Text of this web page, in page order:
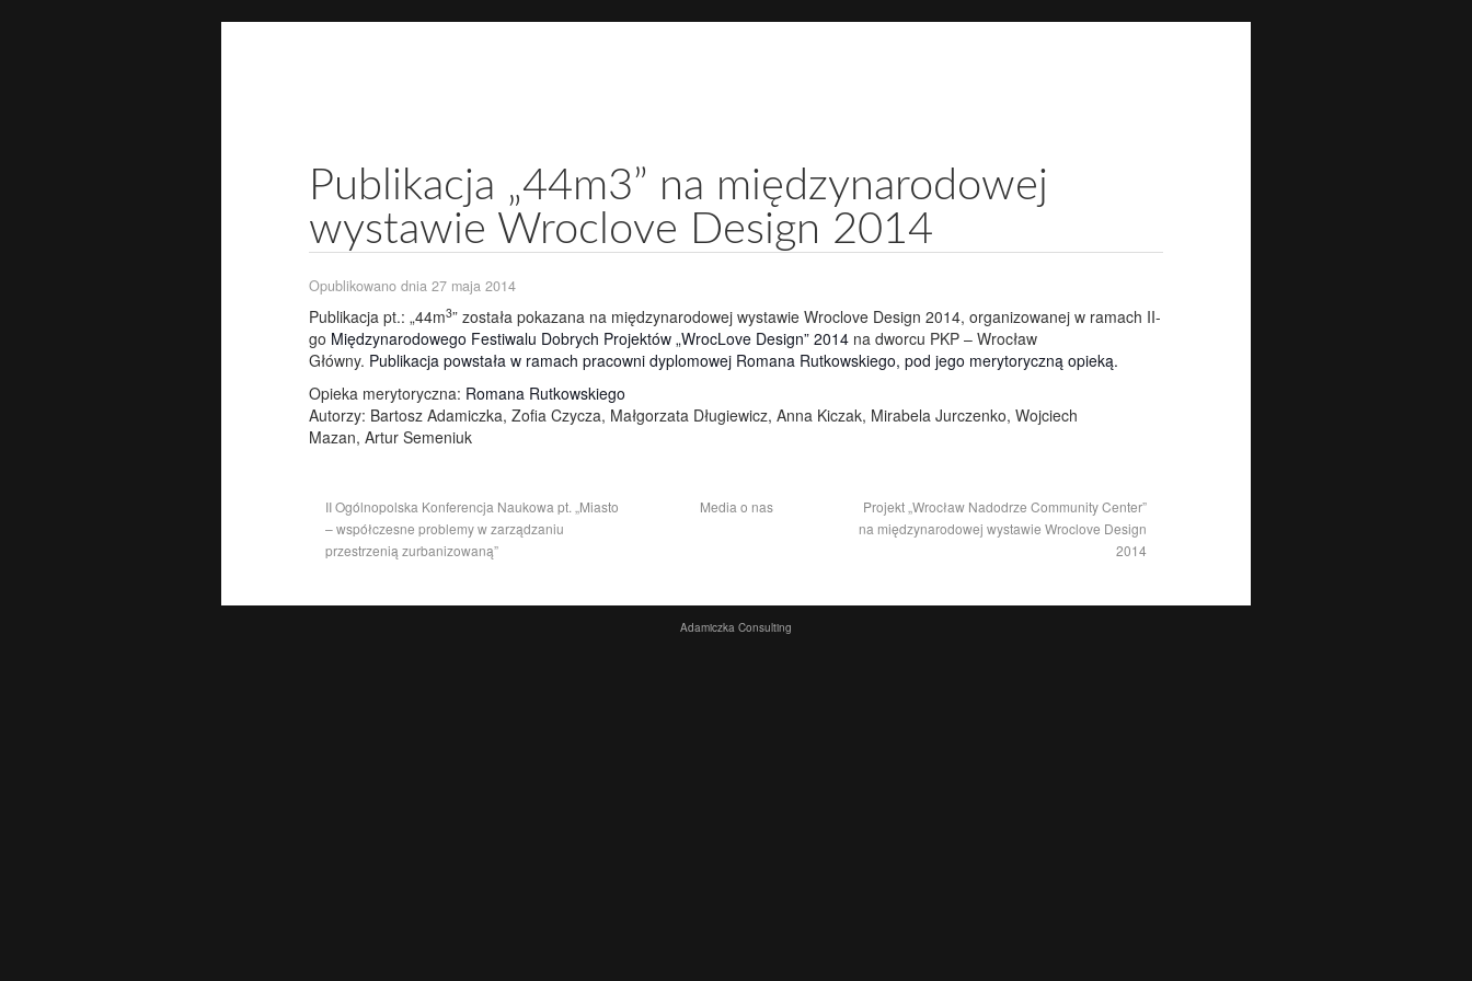
Publikacja „44m3” na międzynarodowej
wystawie Wroclove Design 2014
Opublikowano dnia 27 maja 2014
Publikacja pt.: „44m3” została pokazana na międzynarodowej wystawie Wroclove Design 2014, organizowanej w ramach II-
go Międzynarodowego Festiwalu Dobrych Projektów „WrocLove Design” 2014 na dworcu PKP – Wrocław
Główny. Publikacja powstała w ramach pracowni dyplomowej Romana Rutkowskiego, pod jego merytoryczną opieką.
Opieka merytoryczna: Romana Rutkowskiego
Autorzy: Bartosz Adamiczka, Zofia Czycza, Małgorzata Długiewicz, Anna Kiczak, Mirabela Jurczenko, Wojciech
Mazan, Artur Semeniuk
II Ogólnopolska Konferencja Naukowa pt. „Miasto
– współczesne problemy w zarządzaniu
przestrzenią zurbanizowaną”
Media o nas
Projekt „Wrocław Nadodrze Community Center”
na międzynarodowej wystawie Wroclove Design
2014
Adamiczka Consulting